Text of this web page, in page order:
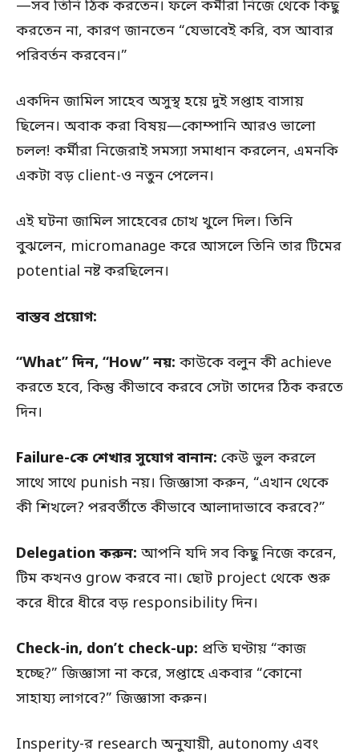
—সব তিনি ঠিক করতেন। ফলে কর্মীরা নিজে থেকে কিছু
করতেন না, কারণ জানতেন “যেভাবেই করি, বস আবার
পরিবর্তন করবেন।”
একদিন জামিল সাহেব অসুস্থ হয়ে দুই সপ্তাহ বাসায়
ছিলেন। অবাক করা বিষয়—কোম্পানি আরও ভালো
চলল! কর্মীরা নিজেরাই সমস্যা সমাধান করলেন, এমনকি
একটা বড় client-ও নতুন পেলেন।
এই ঘটনা জামিল সাহেবের চোখ খুলে দিল। তিনি
বুঝলেন, micromanage করে আসলে তিনি তার টিমের
potential নষ্ট করছিলেন।
বাস্তব প্রয়োগ:
“What” দিন, “How” নয়: কাউকে বলুন কী achieve
করতে হবে, কিন্তু কীভাবে করবে সেটা তাদের ঠিক করতে
দিন।
Failure-কে শেখার সুযোগ বানান: কেউ ভুল করলে
সাথে সাথে punish নয়। জিজ্ঞাসা করুন, “এখান থেকে
কী শিখলে? পরবর্তীতে কীভাবে আলাদাভাবে করবে?”
Delegation করুন: আপনি যদি সব কিছু নিজে করেন,
টিম কখনও grow করবে না। ছোট project থেকে শুরু
করে ধীরে ধীরে বড় responsibility দিন।
Check-in, don’t check-up: প্রতি ঘণ্টায় “কাজ
হচ্ছে?” জিজ্ঞাসা না করে, সপ্তাহে একবার “কোনো
সাহায্য লাগবে?” জিজ্ঞাসা করুন।
Insperity-র research অনুযায়ী, autonomy এবং